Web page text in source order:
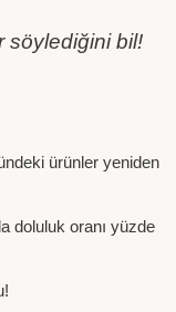
söylediğini bil!
ürünler yeniden
doluluk oranı yüzde